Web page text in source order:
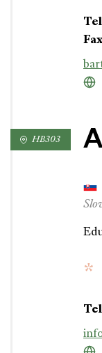
HB303